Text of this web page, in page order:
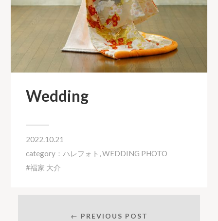
Wedding
2022.10.21
category： ハレフォト ,WEDDING PHOTO
福家 大介
← PREVIOUS POST